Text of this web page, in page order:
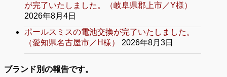
が完了いたしました。（岐阜県郡上市／Y様）
2026年8月4日
ポールスミスの電池交換が完了いたしました。
（愛知県名古屋市／H様）
2026年8月3日
ブランド別の報告です。